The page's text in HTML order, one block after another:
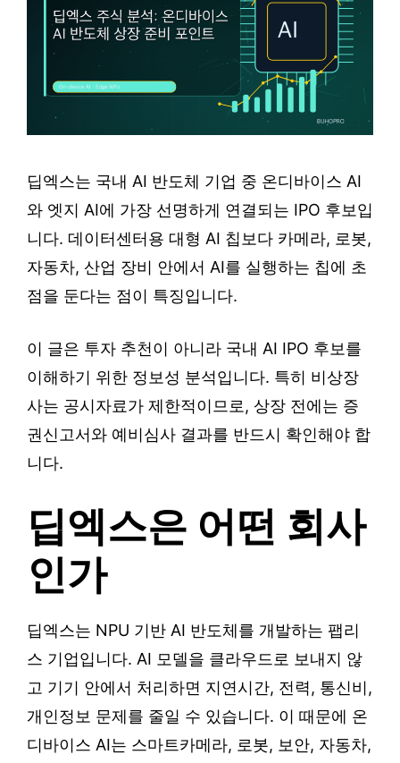
딥엑스는 국내 AI 반도체 기업 중 온디바이스 AI
와 엣지 AI에 가장 선명하게 연결되는 IPO 후보입
니다. 데이터센터용 대형 AI 칩보다 카메라, 로봇,
자동차, 산업 장비 안에서 AI를 실행하는 칩에 초
점을 둔다는 점이 특징입니다.
이 글은 투자 추천이 아니라 국내 AI IPO 후보를
이해하기 위한 정보성 분석입니다. 특히 비상장
사는 공시자료가 제한적이므로, 상장 전에는 증
권신고서와 예비심사 결과를 반드시 확인해야 합
니다.
딥엑스은 어떤 회사
인가
딥엑스는 NPU 기반 AI 반도체를 개발하는 팹리
스 기업입니다. AI 모델을 클라우드로 보내지 않
고 기기 안에서 처리하면 지연시간, 전력, 통신비,
개인정보 문제를 줄일 수 있습니다. 이 때문에 온
디바이스 AI는 스마트카메라, 로봇, 보안, 자동차,